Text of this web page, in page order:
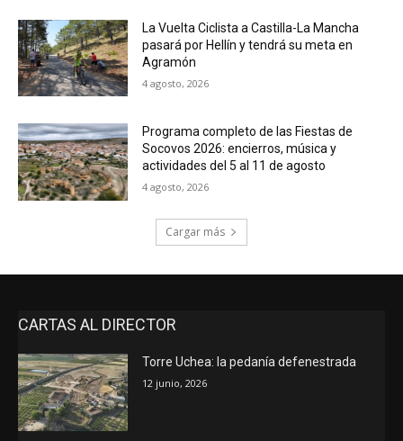
La Vuelta Ciclista a Castilla-La Mancha
pasará por Hellín y tendrá su meta en
Agramón
4 agosto, 2026
Programa completo de las Fiestas de
Socovos 2026: encierros, música y
actividades del 5 al 11 de agosto
4 agosto, 2026
Cargar más
CARTAS AL DIRECTOR
Torre Uchea: la pedanía defenestrada
12 junio, 2026